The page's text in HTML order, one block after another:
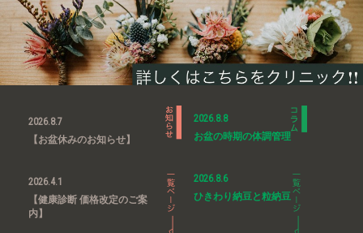
2026.8.7
【お盆休みのお知らせ】
2026.4.1
【健康診断 価格改定のご案
内】
2026.8.8
お盆の時期の体調管理
2026.8.6
ひきわり納豆と粒納豆